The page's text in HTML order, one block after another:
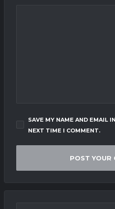
SAVE MY NAME AND EMAIL
NEXT TIME I COMMENT.